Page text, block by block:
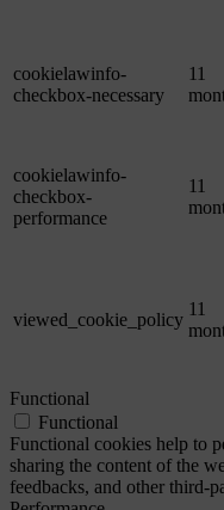
cookielawinfo-
checkbox-necessary
11
cookielawinfo-
checkbox-
performance
11
viewed_cookie_policy
11
Functional
Functional
Functional cookies help to
sharing the content of the
feedbacks, and other third-